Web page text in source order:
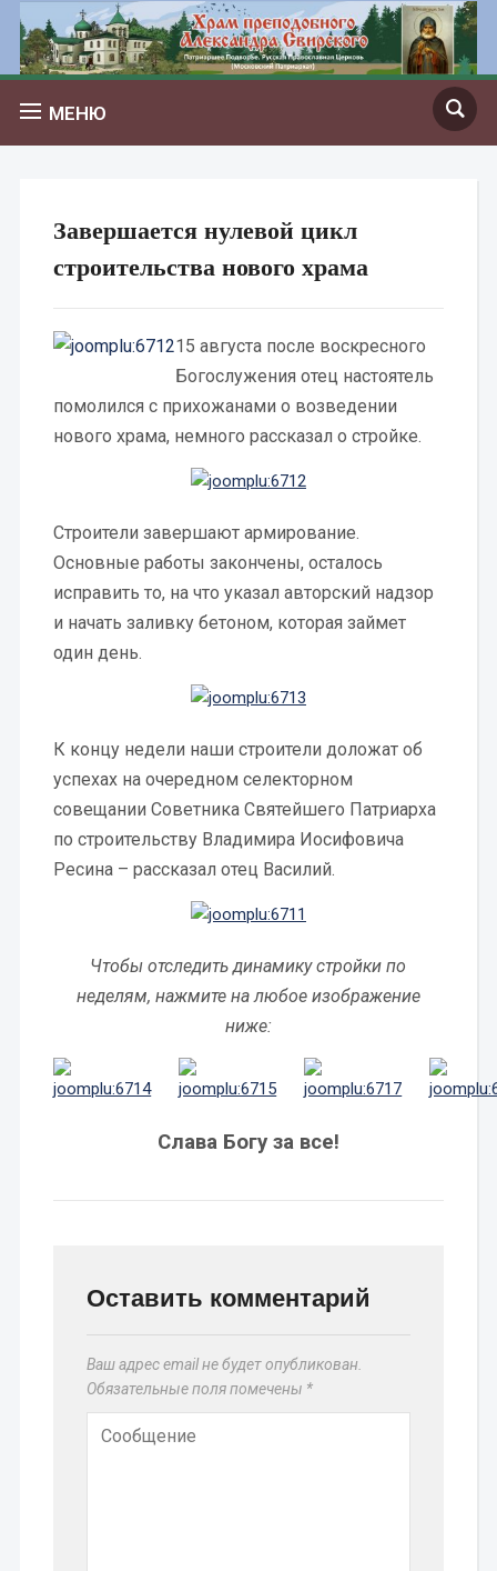
МЕНЮ
Завершается нулевой цикл
строительства нового храма
15 августа после воскресного
Богослужения отец настоятель
помолился с прихожанами о возведении
нового храма, немного рассказал о стройке.
Строители завершают армирование.
Основные работы закончены, осталось
исправить то, на что указал авторский надзор
и начать заливку бетоном, которая займет
один день.
К концу недели наши строители доложат об
успехах на очередном селекторном
совещании Советника Святейшего Патриарха
по строительству Владимира Иосифовича
Ресина – рассказал отец Василий.
Чтобы отследить динамику стройки по
неделям, нажмите на любое изображение
ниже:
Слава Богу за все!
Оставить комментарий
Ваш адрес email не будет опубликован.
Обязательные поля помечены *